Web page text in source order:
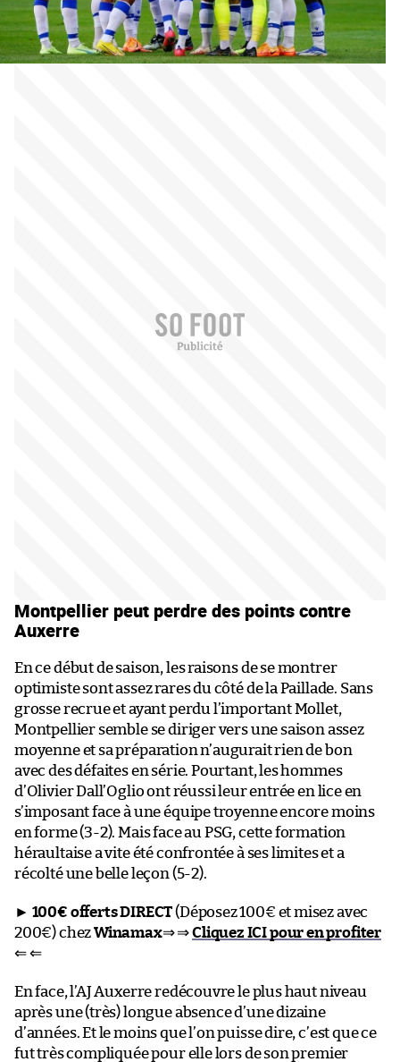
Montpellier peut perdre des points contre
Auxerre
En ce début de saison, les raisons de se montrer
optimiste sont assez rares du côté de la Paillade. Sans
grosse recrue et ayant perdu l’important Mollet,
Montpellier semble se diriger vers une saison assez
moyenne et sa préparation n’augurait rien de bon
avec des défaites en série. Pourtant, les hommes
d’Olivier Dall’Oglio ont réussi leur entrée en lice en
s’imposant face à une équipe troyenne encore moins
en forme (3-2). Mais face au PSG, cette formation
héraultaise a vite été confrontée à ses limites et a
récolté une belle leçon (5-2).
► 100€ offerts DIRECT(Déposez 100€ et misez avec
200€) chezWinamax⇒ ⇒Cliquez ICI pour en profiter
⇐ ⇐
En face, l’AJ Auxerre redécouvre le plus haut niveau
après une (très) longue absence d’une dizaine
d’années. Et le moins que l’on puisse dire, c’est que ce
fut très compliquée pour elle lors de son premier